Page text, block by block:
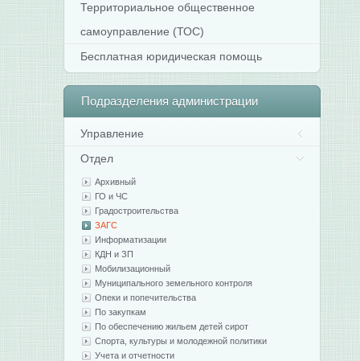
Территориальное общественное
самоуправление (ТОС)
Бесплатная юридическая помощь
Подразделения администрации
Управление
Отдел
Архивный
ГО и ЧС
Градостроительства
ЗАГС
Информатизации
КДН и ЗП
Мобилизационный
Муниципального земельного контроля
Опеки и попечительства
По закупкам
По обеспечению жильем детей сирот
Спорта, культуры и молодежной политики
Учета и отчетности